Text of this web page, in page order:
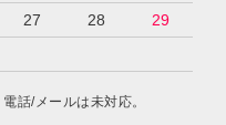
27 28
29
話/メールは未対応。